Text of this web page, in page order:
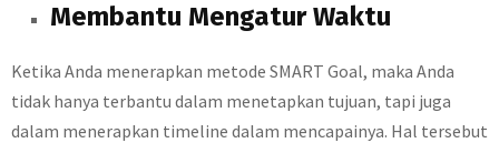
Membantu Mengatur Waktu
Ketika Anda menerapkan metode SMART Goal, maka Anda
tidak hanya terbantu dalam menetapkan tujuan, tapi juga
dalam menerapkan timeline dalam mencapainya. Hal tersebut